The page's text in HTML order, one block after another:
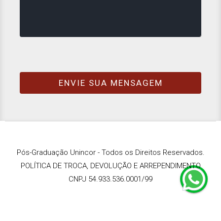
Pós-Graduação Unincor - Todos os Direitos Reservados.
POLÍTICA DE TROCA, DEVOLUÇÃO E ARREPENDIMENTO
CNPJ 54.933.536.0001/99